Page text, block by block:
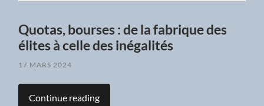
Quotas, bourses : de la fabrique des
élites à celle des inégalités
17 MARS 2024
Continue reading